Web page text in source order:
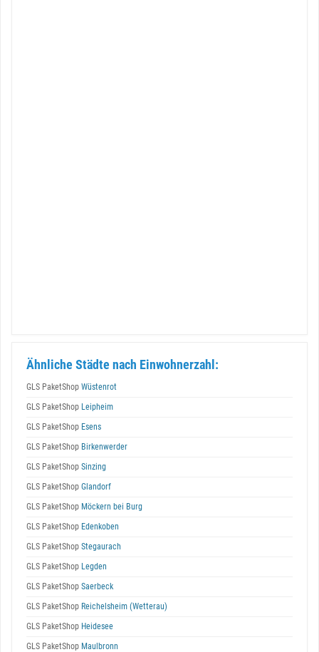
Ähnliche Städte nach Einwohnerzahl:
GLS PaketShop Wüstenrot
GLS PaketShop Leipheim
GLS PaketShop Esens
GLS PaketShop Birkenwerder
GLS PaketShop Sinzing
GLS PaketShop Glandorf
GLS PaketShop Möckern bei Burg
GLS PaketShop Edenkoben
GLS PaketShop Stegaurach
GLS PaketShop Legden
GLS PaketShop Saerbeck
GLS PaketShop Reichelsheim (Wetterau)
GLS PaketShop Heidesee
GLS PaketShop Maulbronn